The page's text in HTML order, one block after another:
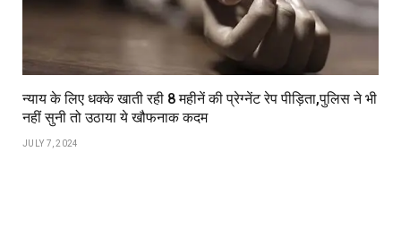
न्याय के लिए धक्के खाती रही 8 महीनें की प्रेग्नेंट रेप पीड़िता,पुलिस ने भी
नहीं सुनी तो उठाया ये खौफनाक कदम
JULY 7, 2024